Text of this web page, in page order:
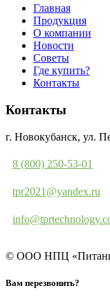
Главная
Продукция
О компании
Новости
Советы
Где купить?
Контакты
Контакты
г. Новокубанск, ул.
8 (800) 250-53-01
tpr2021@yandex.ru
© ООО НПЦ
Вам перезвонить?